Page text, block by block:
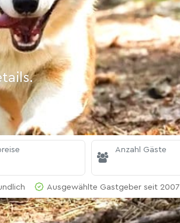
Anzahl Gäste
Ausgewählte Gastgeber seit 2007